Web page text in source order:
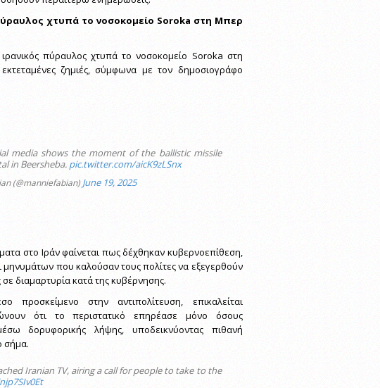
χτυπά το νοσοκομείο Soroka στη Μπερ
πύραυλος χτυπά το νοσοκομείο Soroka στη
ζημιές, σύμφωνα με τον δημοσιογράφο
media shows the moment of the ballistic missile
in Beersheba. pic.twitter.com/aicK9zLSnx
(@manniefabian)June 19, 2025
στο Ιράν φαίνεται πως δέχθηκαν κυβερνοεπίθεση,
μηνυμάτων που καλούσαν τους πολίτες να εξεγερθούν
διαμαρτυρία κατά της κυβέρνησης.
στην αντιπολίτευση, επικαλείται
ότι το περιστατικό επηρέασε μόνο όσους
δορυφορικής λήψης, υποδεικνύοντας πιθανή
σήμα.
Iranian TV, airing a call for people to take to the